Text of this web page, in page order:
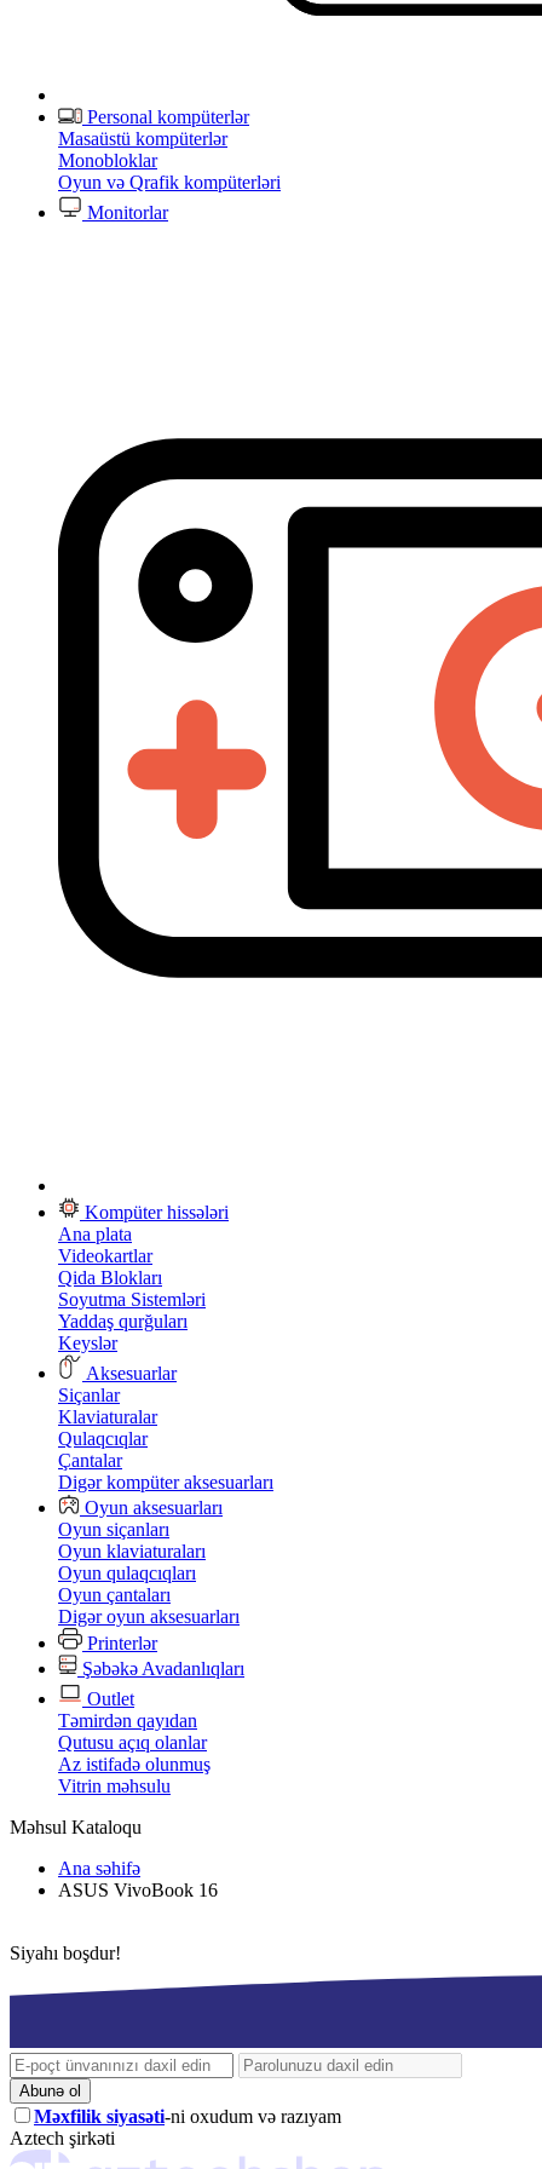
Personal kompüterlər
Masaüstü kompüterlər
Monobloklar
Oyun və Qrafik kompüterləri
Monitorlar
Kompüter hissələri
Ana plata
Videokartlar
Qida Blokları
Soyutma Sistemləri
Yaddaş qurğuları
Keyslər
Aksesuarlar
Siçanlar
Klaviaturalar
Qulaqcıqlar
Çantalar
Digər kompüter aksesuarları
Oyun aksesuarları
Oyun siçanları
Oyun klaviaturaları
Oyun qulaqcıqları
Oyun çantaları
Digər oyun aksesuarları
Printerlər
Şəbəkə Avadanlıqları
Outlet
Təmirdən qayıdan
Qutusu açıq olanlar
Az istifadə olunmuş
Vitrin məhsulu
Məhsul Kataloqu
Ana səhifə
ASUS VivoBook 16
Siyahı boşdur!
Abunə ol
Məxfilik siyasəti-ni oxudum və razıyam
Aztech şirkəti